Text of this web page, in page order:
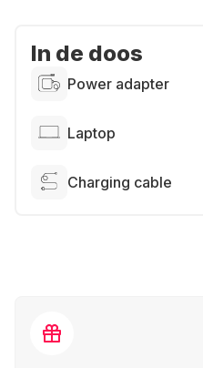
In de doos
Power adapter
Laptop
Charging cable